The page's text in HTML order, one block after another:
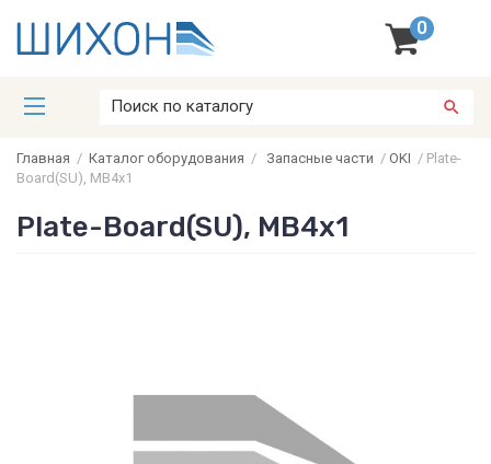
0
Главная / Каталог оборудования / Запасные части / OKI / Plate-
Board(SU), MB4x1
Plate-Board(SU), MB4x1